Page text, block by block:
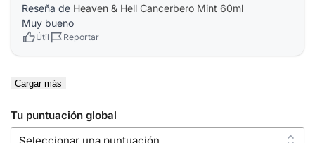
Reseña de Heaven & Hell Cancerbero Mint 60ml
Muy bueno
Útil Reportar
Cargar más
Tu puntuación global